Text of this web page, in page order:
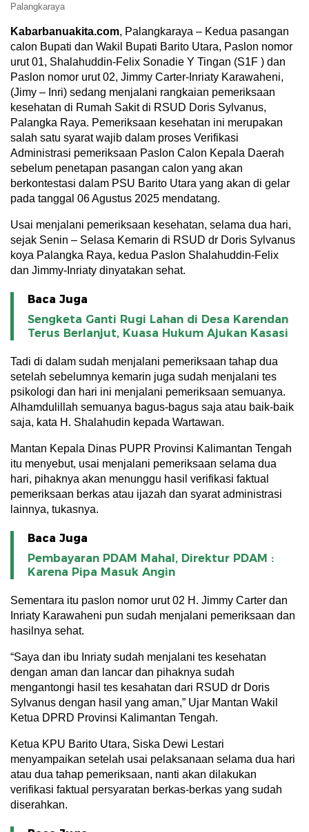
Palangkaraya
Kabarbanuakita.com, Palangkaraya – Kedua pasangan
calon Bupati dan Wakil Bupati Barito Utara, Paslon nomor
urut 01, Shalahuddin-Felix Sonadie Y Tingan (S1F ) dan
Paslon nomor urut 02, Jimmy Carter-Inriaty Karawaheni,
(Jimy – Inri) sedang menjalani rangkaian pemeriksaan
kesehatan di Rumah Sakit di RSUD Doris Sylvanus,
Palangka Raya. Pemeriksaan kesehatan ini merupakan
salah satu syarat wajib dalam proses Verifikasi
Administrasi pemeriksaan Paslon Calon Kepala Daerah
sebelum penetapan pasangan calon yang akan
berkontestasi dalam PSU Barito Utara yang akan di gelar
pada tanggal 06 Agustus 2025 mendatang.
Usai menjalani pemeriksaan kesehatan, selama dua hari,
sejak Senin – Selasa Kemarin di RSUD dr Doris Sylvanus
koya Palangka Raya, kedua Paslon Shalahuddin-Felix
dan Jimmy-Inriaty dinyatakan sehat.
Baca Juga
Sengketa Ganti Rugi Lahan di Desa Karendan
Terus Berlanjut, Kuasa Hukum Ajukan Kasasi
Tadi di dalam sudah menjalani pemeriksaan tahap dua
setelah sebelumnya kemarin juga sudah menjalani tes
psikologi dan hari ini menjalani pemeriksaan semuanya.
Alhamdulillah semuanya bagus-bagus saja atau baik-baik
saja, kata H. Shalahudin kepada Wartawan.
Mantan Kepala Dinas PUPR Provinsi Kalimantan Tengah
itu menyebut, usai menjalani pemeriksaan selama dua
hari, pihaknya akan menunggu hasil verifikasi faktual
pemeriksaan berkas atau ijazah dan syarat administrasi
lainnya, tukasnya.
Baca Juga
Pembayaran PDAM Mahal, Direktur PDAM :
Karena Pipa Masuk Angin
Sementara itu paslon nomor urut 02 H. Jimmy Carter dan
Inriaty Karawaheni pun sudah menjalani pemeriksaan dan
hasilnya sehat.
“Saya dan ibu Inriaty sudah menjalani tes kesehatan
dengan aman dan lancar dan pihaknya sudah
mengantongi hasil tes kesahatan dari RSUD dr Doris
Sylvanus dengan hasil yang aman,” Ujar Mantan Wakil
Ketua DPRD Provinsi Kalimantan Tengah.
Ketua KPU Barito Utara, Siska Dewi Lestari
menyampaikan setelah usai pelaksanaan selama dua hari
atau dua tahap pemeriksaan, nanti akan dilakukan
verifikasi faktual persyaratan berkas-berkas yang sudah
diserahkan.